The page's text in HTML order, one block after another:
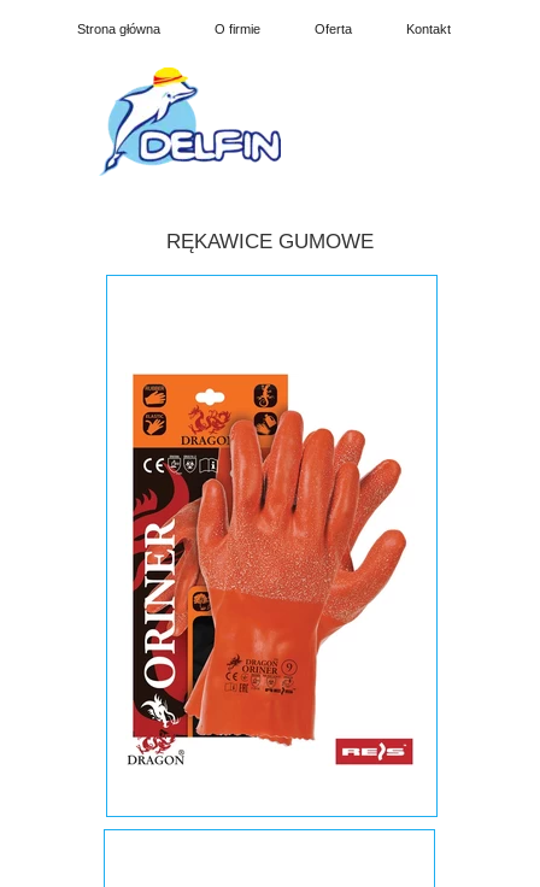
RĘKAWICE GUMOWE
Strona główna O firmie Oferta Kontakt